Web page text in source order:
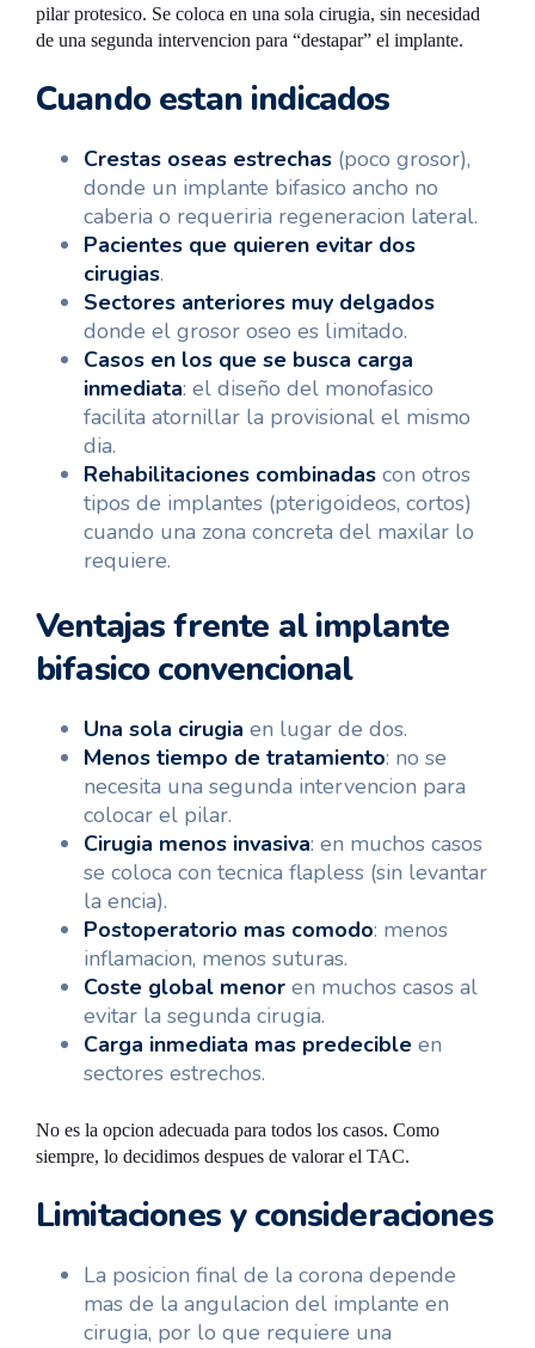
pilar protesico. Se coloca en una sola cirugia, sin necesidad
de una segunda intervencion para “destapar” el implante.
Cuando estan indicados
Crestas oseas estrechas (poco grosor),
donde un implante bifasico ancho no
caberia o requeriria regeneracion lateral.
Pacientes que quieren evitar dos
cirugias.
Sectores anteriores muy delgados
donde el grosor oseo es limitado.
Casos en los que se busca carga
inmediata: el diseño del monofasico
facilita atornillar la provisional el mismo
dia.
Rehabilitaciones combinadas con otros
tipos de implantes (pterigoideos, cortos)
cuando una zona concreta del maxilar lo
requiere.
Ventajas frente al implante
bifasico convencional
Una sola cirugia en lugar de dos.
Menos tiempo de tratamiento: no se
necesita una segunda intervencion para
colocar el pilar.
Cirugia menos invasiva: en muchos casos
se coloca con tecnica flapless (sin levantar
la encia).
Postoperatorio mas comodo: menos
inflamacion, menos suturas.
Coste global menor en muchos casos al
evitar la segunda cirugia.
Carga inmediata mas predecible en
sectores estrechos.
No es la opcion adecuada para todos los casos. Como
siempre, lo decidimos despues de valorar el TAC.
Limitaciones y consideraciones
La posicion final de la corona depende
mas de la angulacion del implante en
cirugia, por lo que requiere una